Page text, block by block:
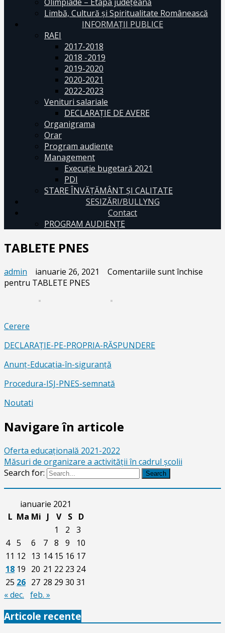
Limbă, Cultură și Spiritualitate Românească
INFORMAŢII PUBLICE
RAEI
2017-2018
2018 -2019
2019-2020
2020-2021
2022-2023
Venituri salariale
DECLARAŢIE DE AVERE
Organigrama
Orar
Program audiențe
Management
Execuţie bugetară 2021
PDI
STARE ÎNVĂȚĂMÂNT ȘI CALITATE
SESIZĂRI/BULLYNG
Contact
PROGRAM AUDIENŢE
TABLETE PNES
admin ianuarie 26, 2021
Comentariile sunt închise
pentru TABLETE PNES
Cerere
DECLARAȚIE-PE-PROPRIA-RĂSPUNDERE
Anunț-Educația-în-siguranță
Procedura-ISJ-PNES-semnată
Noutati
Navigare în articole
Oferta educațională 2021-2022
Măsuri de organizare a activităţii în cadrul școlii
Search for:
Search
ianuarie 2021
L Ma Mi J V S
D
1
2
3
4 5 6 7 8 9
10
11 12 13 14 15 16 17
18 19 20 21 22 23 24
25 26 27 28 29 30 31
« dec. feb. »
Articole recente